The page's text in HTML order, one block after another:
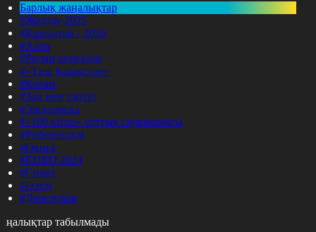
Барлық жаңалықтар
#Жолдау 2025
#Құрылтай - 2026
#Апта
#Ресми оқиғалар
#«Таза Қазақстан»
#Қоғам
#Заң мен тәртіп
#Экономика
#«100 кітап» ұлттық сауалнамасы
#Референдум
#Оқиға
#EURO 2024
#Спорт
#Әлем
#Денсаулық
табылмады